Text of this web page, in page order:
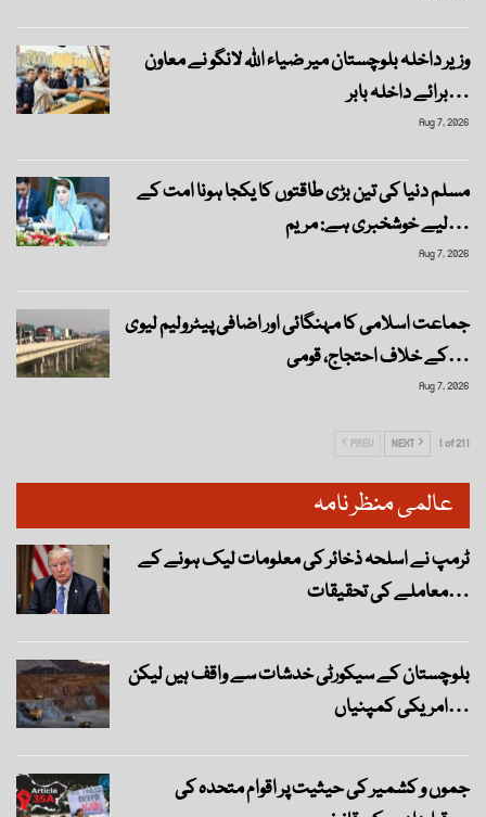
وزیر داخلہ بلوچستان میر ضیاء اللہ لانگو نے معاون
برائے داخلہ بابر…
Aug 7, 2026
مسلم دنیا کی تین بڑی طاقتوں کا یکجا ہونا امت کے
لیے خوشخبری ہے: مریم…
Aug 7, 2026
جماعت اسلامی کا مہنگائی اور اضافی پیٹرولیم لیوی
کے خلاف احتجاج، قومی…
Aug 7, 2026
PREV NEXT 1 of 211
عالمی منظر نامہ
ٹرمپ نے اسلحہ ذخائر کی معلومات لیک ہونے کے
معاملے کی تحقیقات…
بلوچستان کے سیکورٹی خدشات سے واقف ہیں لیکن
امریکی کمپنیاں…
جموں و کشمیر کی حیثیت پر اقوام متحدہ کی